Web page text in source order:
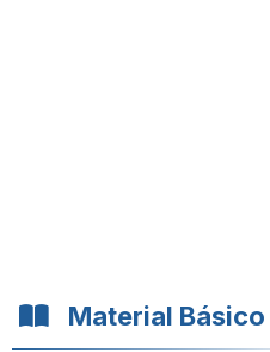
Material